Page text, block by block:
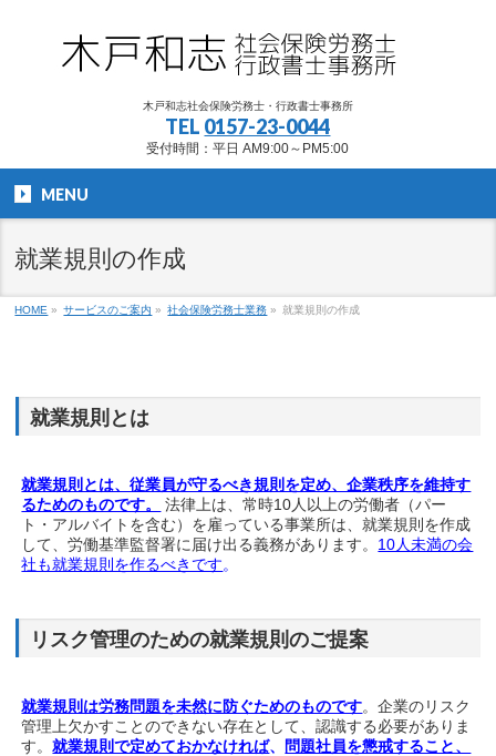
木戸和志社会保険労務士・行政書士事務所
TEL 0157-23-0044
受付時間：平日 AM9:00～PM5:00
MENU
就業規則の作成
HOME » サービスのご案内 » 社会保険労務士業務 » 就業規則の作成
就業規則とは
就業規則とは、従業員が守るべき規則を定め、企業秩序を維持す
るためのものです。
法律上は、常時10人以上の労働者（パー
ト・アルバイトを含む）を雇っている事業所は、就業規則を作成
して、労働基準監督署に届け出る義務があります。 10人未満の会
社も就業規則を作るべきです。
リスク管理のための就業規則のご提案
就業規則は労務問題を未然に防ぐためのものです。企業のリスク
管理上欠かすことのできない存在として、認識する必要がありま
す。就業規則で定めておかなければ、 問題社員を懲戒すること、